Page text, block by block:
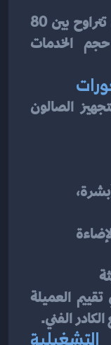
الفني.